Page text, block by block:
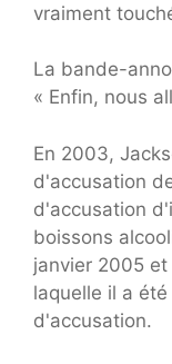
vraiment
La bande-
« Enfin, nous
En 2003,
d'accusation
d'accusation
boissons
janvier 2005
laquelle il a
d'accusation.